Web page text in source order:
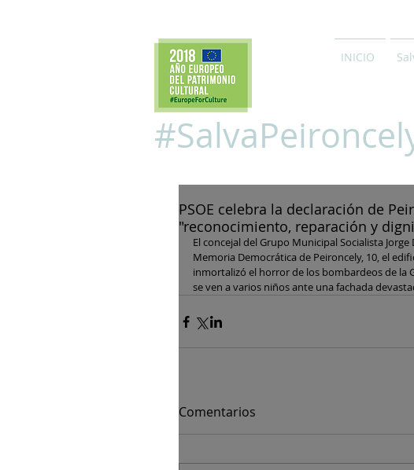
INICIO
PSOE celebra la declaración de
"reconocimiento, reparación y
El concejal del Grupo Municipal Socialista
Memoria Democrática de Peironcely, 10, el
inmortalizó el horror de los bombardeos de la
se ven a varios niños ante una fachada
Comentarios